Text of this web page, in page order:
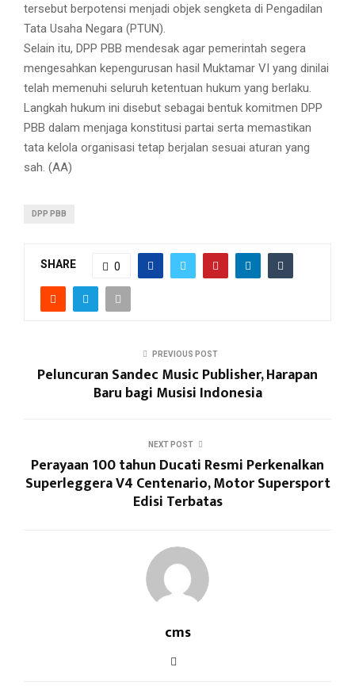
tersebut berpotensi menjadi objek sengketa di Pengadilan
Tata Usaha Negara (PTUN).
Selain itu, DPP PBB mendesak agar pemerintah segera
mengesahkan kepengurusan hasil Muktamar VI yang dinilai
telah memenuhi seluruh ketentuan hukum yang berlaku.
Langkah hukum ini disebut sebagai bentuk komitmen DPP
PBB dalam menjaga konstitusi partai serta memastikan
tata kelola organisasi tetap berjalan sesuai aturan yang
sah. (AA)
DPP PBB
SHARE 0
PREVIOUS POST
Peluncuran Sandec Music Publisher, Harapan
Baru bagi Musisi Indonesia
NEXT POST
Perayaan 100 tahun Ducati Resmi Perkenalkan
Superleggera V4 Centenario, Motor Supersport
Edisi Terbatas
cms